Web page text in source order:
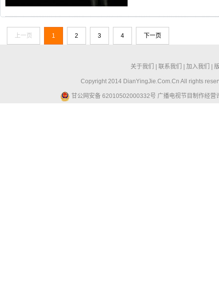
上一页 1 2 3 4 下一页
关于我们 联系我们 加入我们
Copyright 2014 DianYingJie.Com.Cn All rights
甘公网安备 62010502000332号 广播电视节目制作经